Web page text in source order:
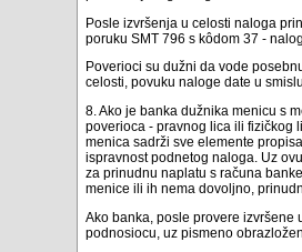
Posle izvršenja u celosti naloga
poruku SMT 796 s kôdom 37 -
Poverioci su dužni da vode
celosti, povuku naloge date u
8. Ako je banka dužnika menicu s
poverioca - pravnog lica ili fizičkog
menica sadrži sve elemente
ispravnost podnetog naloga. Uz
za prinudnu naplatu s računa
menice ili ih nema dovoljno,
Ako banka, posle provere izvršene
podnosiocu, uz pismeno